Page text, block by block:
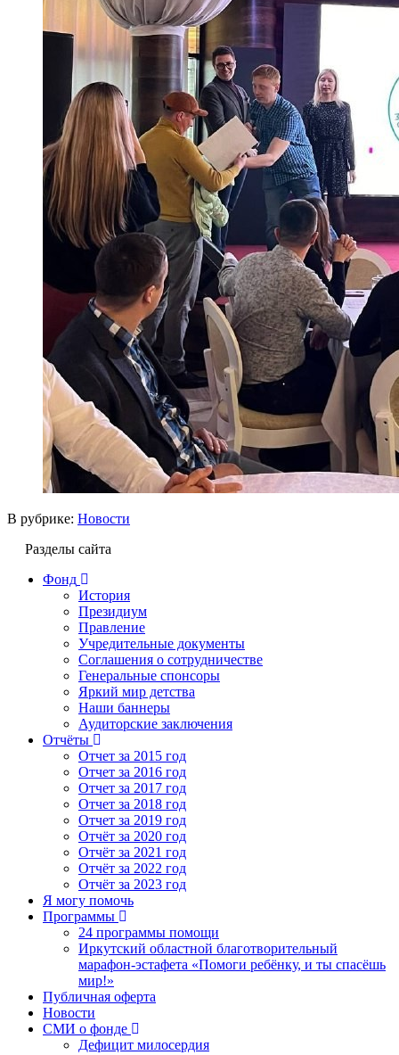
В рубрике: Новости
Разделы сайта
Фонд
История
Президиум
Правление
Учредительные документы
Соглашения о сотрудничестве
Генеральные спонсоры
Яркий мир детства
Наши баннеры
Аудиторские заключения
Отчёты
Отчет за 2015 год
Отчет за 2016 год
Отчет за 2017 год
Отчет за 2018 год
Отчет за 2019 год
Отчёт за 2020 год
Отчёт за 2021 год
Отчёт за 2022 год
Отчёт за 2023 год
Я могу помочь
Программы
24 программы помощи
Иркутский областной благотворительный
марафон-эстафета «Помоги ребёнку, и ты спасёшь
мир!»
Публичная оферта
Новости
СМИ о фонде
Дефицит милосердия